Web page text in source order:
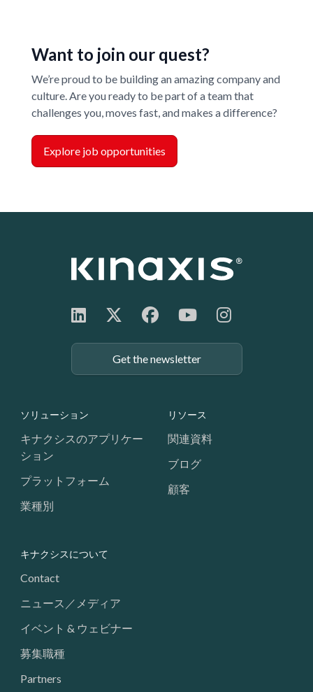
Want to join our quest?
We’re proud to be building an amazing company and
culture. Are you ready to be part of a team that
challenges you, moves fast, and makes a difference?
Explore job opportunities
Get the newsletter
Footer: Navigation
ソリューション
キナクシスのアプリケー
ション
プラットフォーム
業種別
リソース
関連資料
ブログ
顧客
キナクシスについて
Contact
ニュース／メディア
イベント & ウェビナー
募集職種
Partners